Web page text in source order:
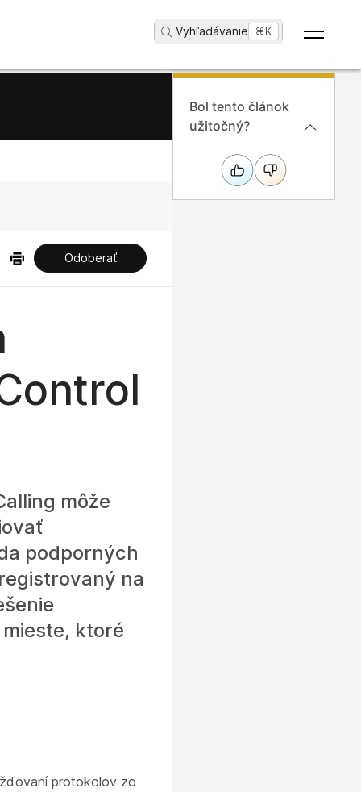
Vyhľadávanie ...⌘K
Odoberať
môže
podporných
na
ktoré
protokolov zo
Bol tento článok
užitočný?